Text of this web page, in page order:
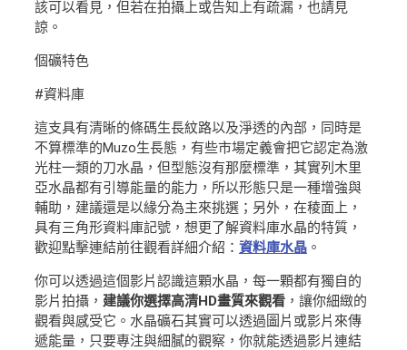
該可以看見，但若在拍攝上或告知上有疏漏，也請見
諒。
個礦特色
#資料庫
這支具有清晰的條碼生長紋路以及淨透的內部，同時是
不算標準的Muzo生長態，有些市場定義會把它認定為激
光柱一類的刀水晶，但型態沒有那麼標準，其實列木里
亞水晶都有引導能量的能力，所以形態只是一種增強與
輔助，建議還是以緣分為主來挑選；另外，在稜面上，
具有三角形資料庫記號，想更了解資料庫水晶的特質，
歡迎點擊連結前往觀看詳細介紹： 資料庫水晶 。
你可以透過這個影片認識這顆水晶，每一顆都有獨自的
影片拍攝， 建議你選擇高清HD畫質來觀看 ，讓你細緻的
觀看與感受它。水晶礦石其實可以透過圖片或影片來傳
遞能量，只要專注與細膩的觀察，你就能透過影片連結